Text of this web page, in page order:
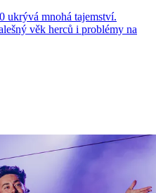
ukrývá mnohá tajemství.
věk herců i problémy na